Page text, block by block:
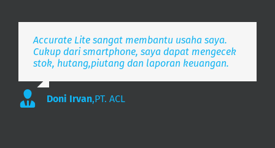
Accurate Lite sangat membantu usaha saya.
Cukup dari smartphone, saya dapat mengecek
stok, hutang,piutang dan laporan keuangan.
Doni Irvan,PT. ACL
Aplikasi pembukuan Zaman Now, i’m Happy.
Simpel, Mobile Friendly, Realtime.